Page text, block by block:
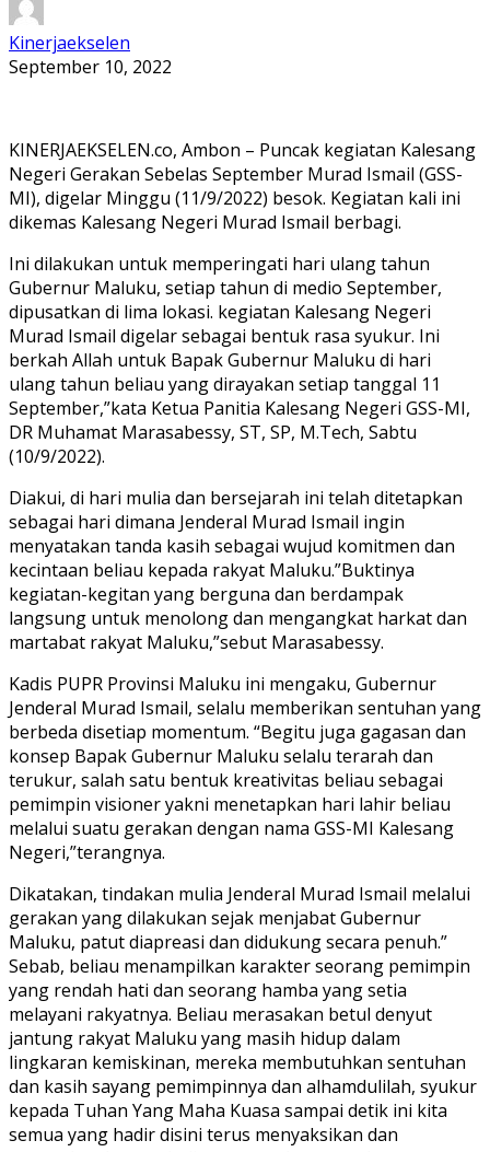
Kinerjaekselen
September 10, 2022
KINERJAEKSELEN.co, Ambon – Puncak kegiatan Kalesang
Negeri Gerakan Sebelas September Murad Ismail (GSS-
MI), digelar Minggu (11/9/2022) besok. Kegiatan kali ini
dikemas Kalesang Negeri Murad Ismail berbagi.
Ini dilakukan untuk memperingati hari ulang tahun
Gubernur Maluku, setiap tahun di medio September,
dipusatkan di lima lokasi. kegiatan Kalesang Negeri
Murad Ismail digelar sebagai bentuk rasa syukur. Ini
berkah Allah untuk Bapak Gubernur Maluku di hari
ulang tahun beliau yang dirayakan setiap tanggal 11
September,”kata Ketua Panitia Kalesang Negeri GSS-MI,
DR Muhamat Marasabessy, ST, SP, M.Tech, Sabtu
(10/9/2022).
Diakui, di hari mulia dan bersejarah ini telah ditetapkan
sebagai hari dimana Jenderal Murad Ismail ingin
menyatakan tanda kasih sebagai wujud komitmen dan
kecintaan beliau kepada rakyat Maluku.”Buktinya
kegiatan-kegitan yang berguna dan berdampak
langsung untuk menolong dan mengangkat harkat dan
martabat rakyat Maluku,”sebut Marasabessy.
Kadis PUPR Provinsi Maluku ini mengaku, Gubernur
Jenderal Murad Ismail, selalu memberikan sentuhan yang
berbeda disetiap momentum. “Begitu juga gagasan dan
konsep Bapak Gubernur Maluku selalu terarah dan
terukur, salah satu bentuk kreativitas beliau sebagai
pemimpin visioner yakni menetapkan hari lahir beliau
melalui suatu gerakan dengan nama GSS-MI Kalesang
Negeri,”terangnya.
Dikatakan, tindakan mulia Jenderal Murad Ismail melalui
gerakan yang dilakukan sejak menjabat Gubernur
Maluku, patut diapreasi dan didukung secara penuh.”
Sebab, beliau menampilkan karakter seorang pemimpin
yang rendah hati dan seorang hamba yang setia
melayani rakyatnya. Beliau merasakan betul denyut
jantung rakyat Maluku yang masih hidup dalam
lingkaran kemiskinan, mereka membutuhkan sentuhan
dan kasih sayang pemimpinnya dan alhamdulilah, syukur
kepada Tuhan Yang Maha Kuasa sampai detik ini kita
semua yang hadir disini terus menyaksikan dan